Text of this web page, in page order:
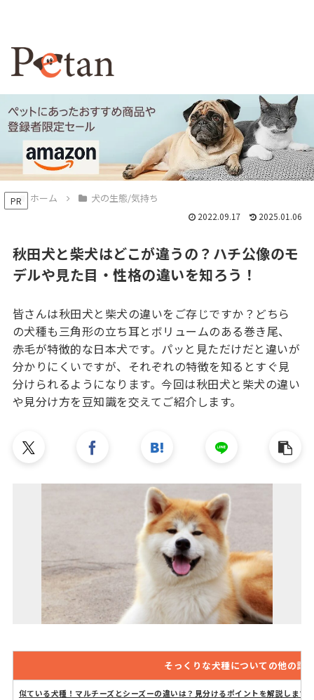
PR ホーム 犬の生態/気持ち
秋田犬と柴犬はどこが違うの？ハチ公像のモ
デルや見た目・性格の違いを知ろう！
2022.09.17 2025.01.06
皆さんは秋田犬と柴犬の違いをご存じですか？どちら
の犬種も三角形の立ち耳とボリュームのある巻き尾、
赤毛が特徴的な日本犬です。パッと見ただけだと違いが
分かりにくいですが、それぞれの特徴を知るとすぐ見
分けられるようになります。今回は秋田犬と柴犬の違い
や見分け方を豆知識を交えてご紹介します。
そっくりな犬種についての他の記
似ている犬種！マルチーズとシーズーの違いは？見分けるポイントを解説します